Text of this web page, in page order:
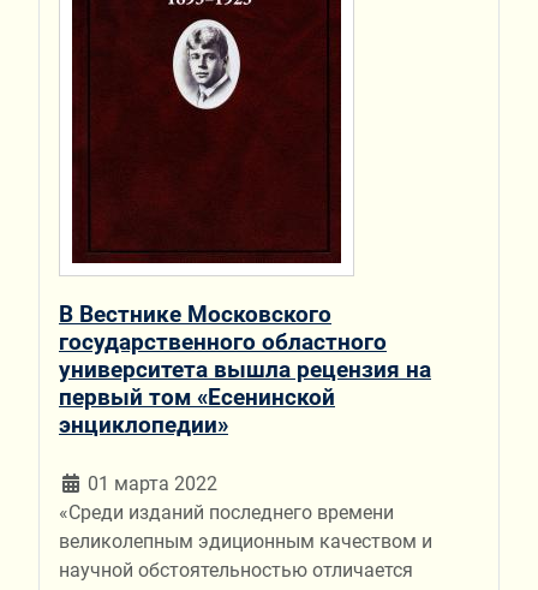
В Вестнике Московского
государственного областного
университета вышла рецензия на
первый том «Есенинской
энциклопедии»
01 марта 2022
«Среди изданий последнего времени
великолепным эдиционным качеством и
научной обстоятельностью отличается